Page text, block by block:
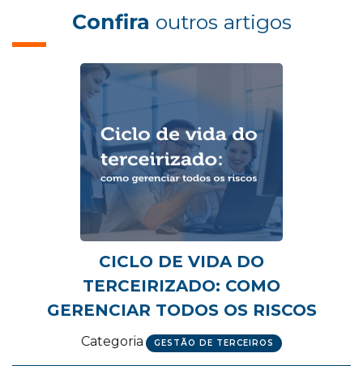
Confira outros artigos
CICLO DE VIDA DO
TERCEIRIZADO: COMO
GERENCIAR TODOS OS RISCOS
Categoria GESTÃO DE TERCEIROS